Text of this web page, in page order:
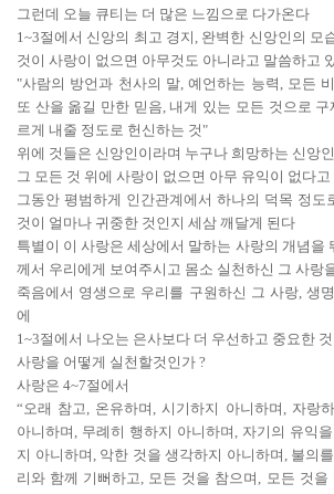
그런데 오늘 큐티는 더 많은 느낌으로 다가온다
1~3절에서 신앙의 최고 경지, 완벽한 신앙인의 모
것이 사랑이 없으면 아무것도 아니라고 말씀하고
"사람의 방언과 천사의 말, 예언하는 능력, 모든
또 산을 옮길 만한 믿음, 내게 있는 모든 것으로
르게 내줄 정도로 헌신하는 것"
위에 것들은 신앙인이라며 누구나 희망하는 신앙
그 모든 것 위에 사랑이 없으면 아무 유익이 없다
그동안 평범하게 인간관계에서 하나의 덕목 정도
것이 얼마나 귀중한 것인지 세삼 깨달게 된다
특별이 이 사랑은 세상에서 말하는 사랑의 개념을
께서 우리에게 보여주시고 몸소 실천하신 그 사랑
죽음에서 영생으로 우리를 구원하신 그 사랑, 생
에
1~3절에서 나오는 은사보다 더 우선하고 중요한
사랑을 어떻게 실천할것인가 ?
사랑은 4~7절에서
“오래 참고, 온유하며, 시기하지 아니하며, 자랑
아니하며, 무례히 행하지 아니하며, 자기의 유익
지 아니하며, 악한 것을 생각하지 아니하며, 불의
리와 함께 기뻐하고, 모든 것을 참으며, 모든 것